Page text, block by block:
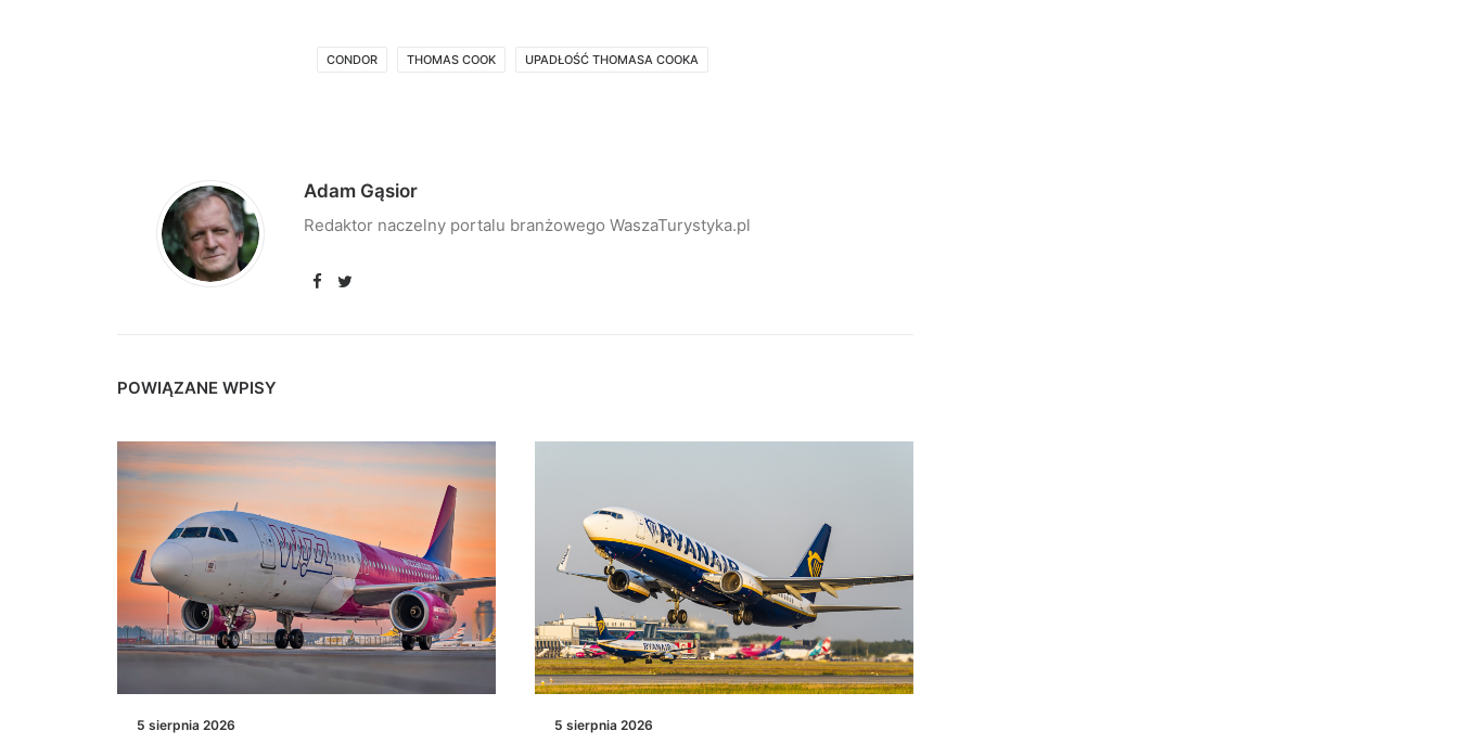
CONDOR THOMAS COOK UPADŁOŚĆ THOMASA COOKA
Adam Gąsior
Redaktor naczelny portalu branżowego WaszaTurystyka.pl
POWIĄZANE WPISY
5 sierpnia 2026 5 sierpnia 2026